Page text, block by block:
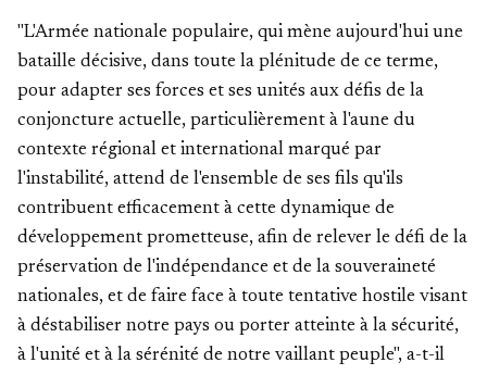
"L'Armée nationale populaire, qui mène aujourd'hui une
bataille décisive, dans toute la plénitude de ce terme,
pour adapter ses forces et ses unités aux défis de la
conjoncture actuelle, particulièrement à l'aune du
contexte régional et international marqué par
l'instabilité, attend de l'ensemble de ses fils qu'ils
contribuent efficacement à cette dynamique de
développement prometteuse, afin de relever le défi de la
préservation de l'indépendance et de la souveraineté
nationales, et de faire face à toute tentative hostile visant
à déstabiliser notre pays ou porter atteinte à la sécurité,
à l'unité et à la sérénité de notre vaillant peuple", a-t-il